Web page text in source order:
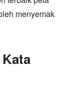
menyemak